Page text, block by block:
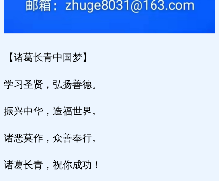
【诸葛长青中国梦】
学习圣贤，弘扬善德。
振兴中华，造福世界。
诸恶莫作，众善奉行。
诸葛长青，祝你成功！